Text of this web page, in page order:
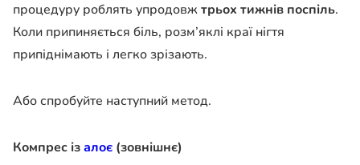
процедуру роблять упродовжтрьох тижнів поспіль.
Коли припиняється біль, розм’яклі краї нігтя
припіднімають і легко зрізають.
Або спробуйте наступний метод.
Компрес ізалоє (зовнішнє)